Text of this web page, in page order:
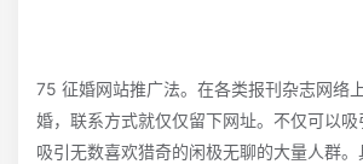
75 征婚网站推广法。在各类报刊杂志网络
婚，联系方式就仅仅留下网址。不仅可以吸
吸引无数喜欢猎奇的闲极无聊的大量人群